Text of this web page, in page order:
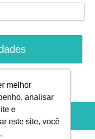
melhor
analisar
e
este site, você
de contato para